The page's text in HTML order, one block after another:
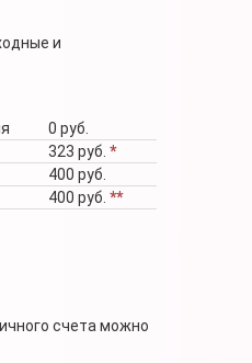
и
0 руб.
323 руб. *
400 руб.
400 руб. **
счета можно